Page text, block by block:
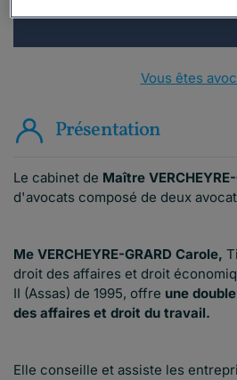
Vous êtes
Présentation
Le cabinet de Maître
d'avocats composé de deux
Me VERCHEYRE-GRARD Carole,
droit des affaires et droit
II (Assas) de 1995, offre une
des affaires et droit du travail.
Elle conseille et assiste les